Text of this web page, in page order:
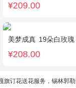
¥209.00
美梦成真 19朵白玫
¥208.00
订花送花服务，锡林郭